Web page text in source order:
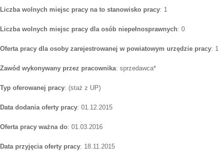
Liczba wolnych miejsc pracy na to stanowisko pracy: 1
Liczba wolnych miejsc pracy dla osób niepełnosprawnych: 0
Oferta pracy dla osoby zarejestrowanej w powiatowym urzędzie pracy: 1
Zawód wykonywany przez pracownika: sprzedawca*
Typ oferowanej pracy: (staż z UP)
Data dodania oferty pracy: 01.12.2015
Oferta pracy ważna do: 01.03.2016
Data przyjęcia oferty pracy: 18.11.2015